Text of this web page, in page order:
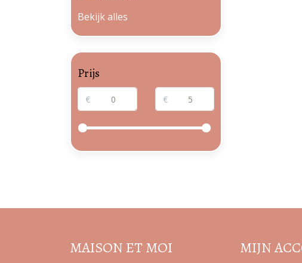
Bekijk alles
Prijs
€ €
MAISON ET MOI MIJN